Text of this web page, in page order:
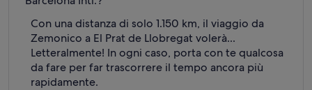
Con una distanza di solo 1.150 km, il viaggio da
Zemonico a El Prat de Llobregat volerà...
Letteralmente! In ogni caso, porta con te qualcosa
da fare per far trascorrere il tempo ancora più
rapidamente.